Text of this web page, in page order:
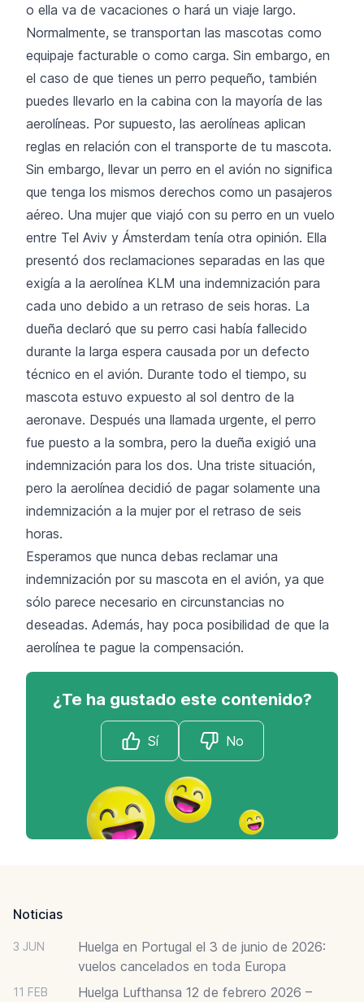
o ella va de vacaciones o hará un viaje largo.
Normalmente, se transportan las mascotas como
equipaje facturable o como carga. Sin embargo, en
el caso de que tienes un perro pequeño, también
puedes llevarlo en la cabina con la mayoría de las
aerolíneas. Por supuesto, las aerolíneas aplican
reglas en relación con el transporte de tu mascota.
Sin embargo, llevar un perro en el avión no significa
que tenga los mismos derechos como un pasajeros
aéreo. Una mujer que viajó con su perro en un vuelo
entre Tel Aviv y Ámsterdam tenía otra opinión. Ella
presentó dos reclamaciones separadas en las que
exigía a la aerolínea KLM una indemnización para
cada uno debido a un retraso de seis horas. La
dueña declaró que su perro casi había fallecido
durante la larga espera causada por un defecto
técnico en el avión. Durante todo el tiempo, su
mascota estuvo expuesto al sol dentro de la
aeronave. Después una llamada urgente, el perro
fue puesto a la sombra, pero la dueña exigió una
indemnización para los dos. Una triste situación,
pero la aerolínea decidió de pagar solamente una
indemnización a la mujer por el retraso de seis
horas.
Esperamos que nunca debas reclamar una
indemnización por su mascota en el avión, ya que
sólo parece necesario en circunstancias no
deseadas. Además, hay poca posibilidad de que la
aerolínea te pague la compensación.
¿Te ha gustado este contenido?
Sí No
Noticias
3 JUN
Huelga en Portugal el 3 de junio de 2026:
vuelos cancelados en toda Europa
11 FEB
Huelga Lufthansa 12 de febrero 2026 –